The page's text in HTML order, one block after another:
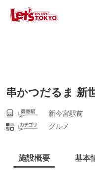
串かつだるま 新
新今宮駅前
グルメ
施設概要 基本